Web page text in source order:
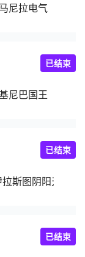
马尼拉电气
尼巴国王
已结束
斯图阴阳天
已结束
已结束